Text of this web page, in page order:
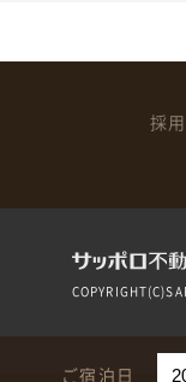
ご宿泊日
採